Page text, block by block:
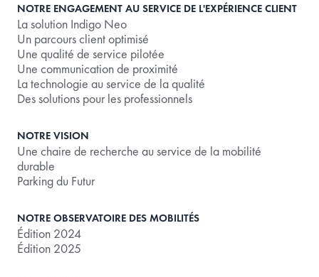
NOTRE ENGAGEMENT AU SERVICE DE L'EXPÉRIENCE CLIENT
La solution Indigo Neo
Un parcours client optimisé
Une qualité de service pilotée
Une communication de proximité
La technologie au service de la qualité
Des solutions pour les professionnels
NOTRE VISION
Une chaire de recherche au service de la mobilité
durable
Parking du Futur
NOTRE OBSERVATOIRE DES MOBILITÉS
Édition 2024
Édition 2025